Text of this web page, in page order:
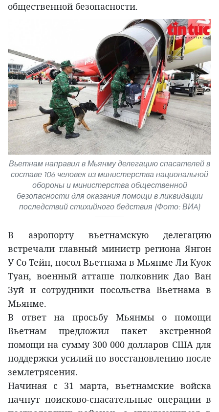
общественной безопасности.
Вьетнам направил в Мьянму делегацию спасателей в
составе 106 человек из министерства национальной
обороны и министерства общественной
безопасности для оказания помощи в ликвидации
последствий стихийного бедствия (Фото: ВИA)
В аэропорту вьетнамскую делегацию
встречали главный министр региона Янгон
У Со Тейн, посол Вьетнама в Мьянме Ли Куок
Туан, военный атташе полковник Дао Ван
Зуй и сотрудники посольства Вьетнама в
Мьянме.
В ответ на просьбу Мьянмы о помощи
Вьетнам предложил пакет экстренной
помощи на сумму 300 000 долларов США для
поддержки усилий по восстановлению после
землетрясения.
Начиная с 31 марта, вьетнамские войска
начнут поисково-спасательные операции в